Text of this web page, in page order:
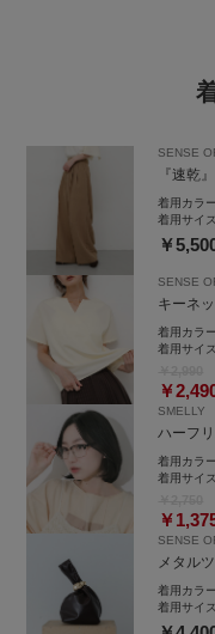
SENSE
『速乾
着用カラ
着用サイ
￥
SENSE
キーネ
着用カラ
着用サイ
￥
SMELLY
ハーフ
着用カラ
着用サイ
￥
SENSE
メタル
着用カラ
着用サイ